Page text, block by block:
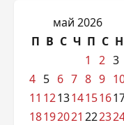
май 2026
П В С Ч П С Н
1
2 3
4 5 6 7 8 9
11 1213141516
18192021 2223